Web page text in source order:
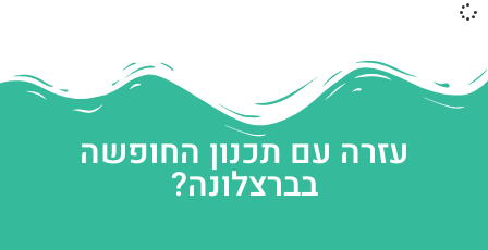
עזרה עם תכנון החופשה
בברצלונה?